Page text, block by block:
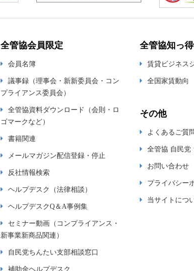
全管協会員限定
会員名簿
議事録（理事会・新新委員会・コン
プライアンス委員会）
全管協資料ダウンロード（会則・ロ
ゴマークなど）
書籍関連
メールマガジン配信登録・停止
反社情報検索
ヘルプデスク（法律相談）
ヘルプデスクQ＆A事例集
セミナー動画（コンプライアンス・
新事業新商品関連）
自民党ちんたい支部相談窓口
補助金ヘルプデスク
全管協知っ
賃貸ビジネス
全国家賃動向
その他
よくあるご質
全管協 自民党
お問い合わせ
プライバシー
当サイトにつ